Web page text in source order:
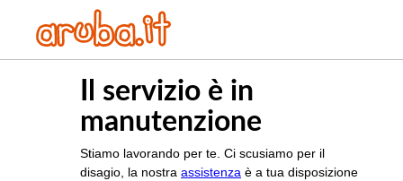
Il servizio è in
manutenzione
Stiamo lavorando per te. Ci scusiamo per il
disagio, la nostra assistenza è a tua disposizione